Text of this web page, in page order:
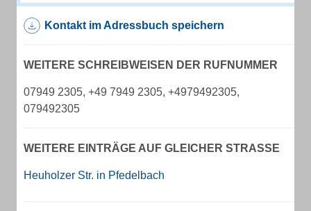
Kontakt im Adressbuch speichern
WEITERE SCHREIBWEISEN DER RUFNUMMER
07949 2305, +49 7949 2305, +4979492305,
079492305
WEITERE EINTRÄGE AUF GLEICHER STRASSE
Heuholzer Str. in Pfedelbach